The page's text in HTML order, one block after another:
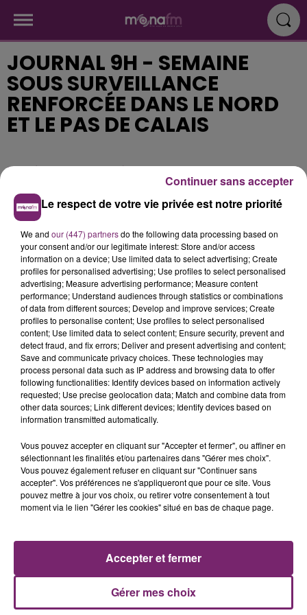
JOURNAL 9H - SEMAINE
SOUS SURVEILLANCE
RENFORCÉE DANS LE NORD
ET LE PAS DE CALAIS
Publié : 1er mars 2021 à 7h58
ACTUS RADIO
PODCASTS
Plan du site Mentions légales
Le respect de votre vie privée est notre priorité
We and our (447) partnersdo the following data processing based on
your consent and/or our legitimate interest: Store and/or access
information on a device; Use limited data to select advertising; Create
profiles for personalised advertising; Use profiles to select personalised
advertising; Measure advertising performance; Measure content
performance; Understand audiences through statistics or combinations
of data from different sources; Develop and improve services; Create
profiles to personalise content; Use profiles to select personalised
content; Use limited data to select content; Ensure security, prevent and
detect fraud, and fix errors; Deliver and present advertising and content;
Save and communicate privacy choices. These technologies may
process personal data such as IP address and browsing data to offer
following functionalities: Identify devices based on information actively
requested; Use precise geolocation data; Match and combine data from
other data sources; Link different devices; Identify devices based on
information transmitted automatically.
Vous pouvez accepter en cliquant sur "Accepter et fermer", ou affiner en
sélectionnant les finalités et/ou partenaires dans "Gérer mes choix".
Vous pouvez également refuser en cliquant sur "Continuer sans
accepter". Vos préférences ne s'appliqueront que pour ce site. Vous
pouvez mettre à jour vos choix, ou retirer votre consentement à tout
moment via le lien "Gérer les cookies" situé en bas de chaque page.
Gérer mes choix
Accepter et fermer
Continuer sans accepter